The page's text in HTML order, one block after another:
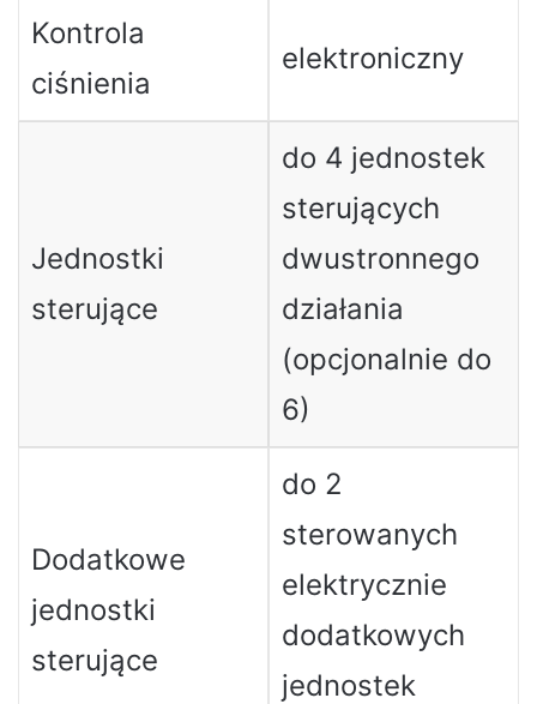
Kontrola
ciśnienia
elektroniczny
Jednostki
sterujące
do 4 jednostek
sterujących
dwustronnego
działania
(opcjonalnie do
6)
Dodatkowe
jednostki
sterujące
do 2
sterowanych
elektrycznie
dodatkowych
jednostek